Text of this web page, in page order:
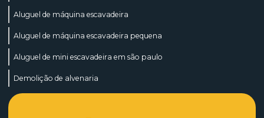
Aluguel de máquina escavadeira
Aluguel de máquina escavadeira pequena
Aluguel de mini escavadeira em são paulo
Demolição de alvenaria
Demolição caixa d água